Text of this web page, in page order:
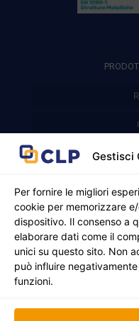
Gestisci
Per fornire le migliori
cookie per memorizzare
dispositivo. Il consenso a
elaborare dati come il
unici su questo sito. Non
può influire
funzioni.
Nicchie
© 2021 - 2026
CF e P. IVA